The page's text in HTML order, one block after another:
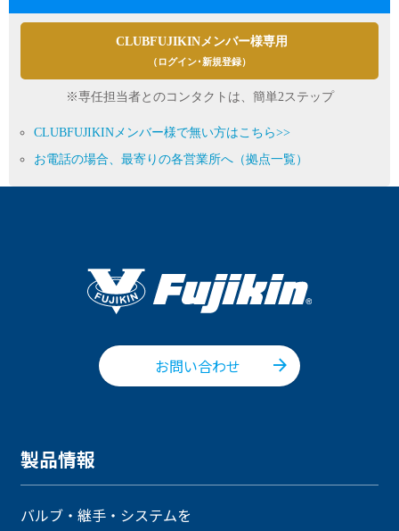
CLUBFUJIKINメンバー様専用
（ログイン･新規登録）
※専任担当者とのコンタクトは、簡単2ステップ
CLUBFUJIKINメンバー様で無い方はこちら>>
お電話の場合、最寄りの各営業所へ（拠点一覧）
お問い合わせ
製品情報
バルブ・継手・システムを